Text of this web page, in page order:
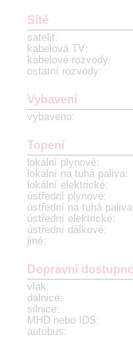
Sítě
satelit:
kabelová TV:
kabelové rozvody:
ostatní rozvody:
Vybavení
vybaveno:
Topení
lokální plynové:
lokální na tuhá paliva:
lokální elektrické:
ústřední plynové:
ústřední na tuhá paliva
ústřední elektrické:
ústřední dálkové:
jiné:
Dopravní
vlak:
dálnice:
silnice:
MHD nebo IDS:
autobus: